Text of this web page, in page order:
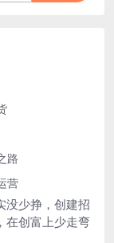
路
营
没少挣，创建招
在创富上少走弯